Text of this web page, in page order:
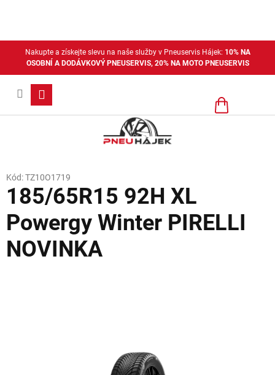
Nakupte a získejte slevu na naše služby v Pneuservis Hájek: 10% NA
OSOBNÍ A DODÁVKOVÝ PNEUSERVIS, 20% NA MOTO PNEUSERVIS
Nákupní
185/65R15 92H XL
Powergy Winter PIRELLI
NOVINKA
Kód:TZ10O1719